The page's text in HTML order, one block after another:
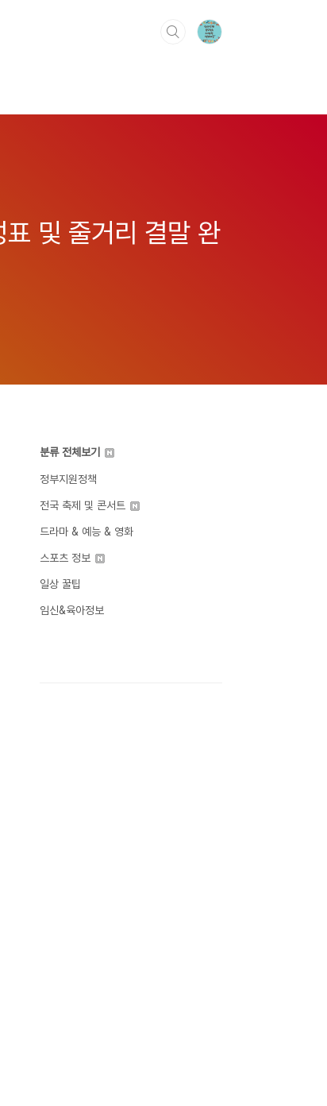
및 줄거리 결말 완
분류 전체보기
정부지원정책
전국 축제 및 콘서트
드라마 & 예능 & 영화
스포츠 정보
일상 꿀팁
임신&육아정보